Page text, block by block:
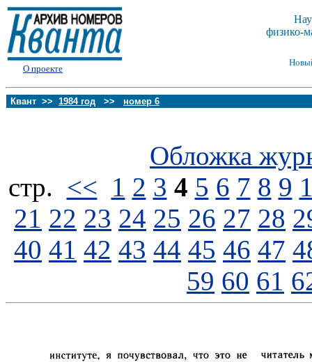
О проекте
физико-
Квант >> 1984 год >> номер 6
Обложка
стp. << 1 2 3 4 5 6 7 8 9
21 22 23 24 25 26 27 28
40 41 42 43 44 45 46 47
59 60 61